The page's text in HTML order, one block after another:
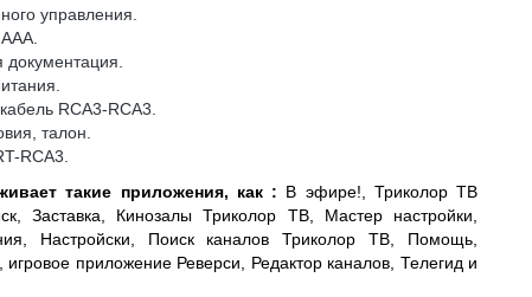
управления.
RCA3-RCA3.
талон.
RCA3.
такие приложения, как : В эфире!, Триколор ТВ
Заставка, Кинозалы Триколор ТВ, Мастер настройки,
Настройски, Поиск каналов Триколор ТВ, Помощь,
приложение Реверси, Редактор каналов, Телегид и